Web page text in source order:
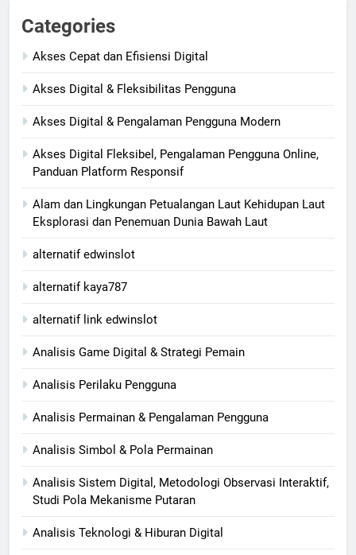
Categories
Akses Cepat dan Efisiensi Digital
Akses Digital & Fleksibilitas Pengguna
Akses Digital & Pengalaman Pengguna Modern
Akses Digital Fleksibel, Pengalaman Pengguna Online,
Panduan Platform Responsif
Alam dan Lingkungan Petualangan Laut Kehidupan Laut
Eksplorasi dan Penemuan Dunia Bawah Laut
alternatif edwinslot
alternatif kaya787
alternatif link edwinslot
Analisis Game Digital & Strategi Pemain
Analisis Perilaku Pengguna
Analisis Permainan & Pengalaman Pengguna
Analisis Simbol & Pola Permainan
Analisis Sistem Digital, Metodologi Observasi Interaktif,
Studi Pola Mekanisme Putaran
Analisis Teknologi & Hiburan Digital